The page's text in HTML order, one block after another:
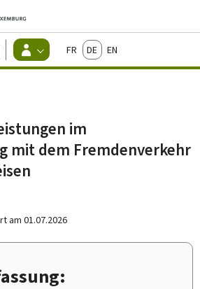
Hauptmenü
Zum Inhalt
Guichet.lu
Changer
d'espace
actif
FrançaisDeutschEnglish
im
mit dem Fremdenverkehr
am 01.07.2026